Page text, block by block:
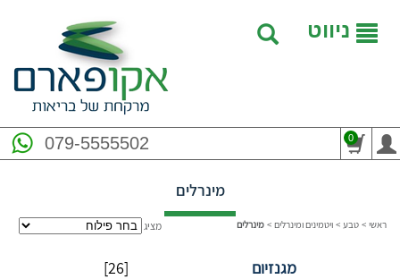
ניווט
079-5555502 0
מינרלים
ראשי > טבע > ויטמינים ומינרלים > מינרלים מציג
[26] מגנזיום